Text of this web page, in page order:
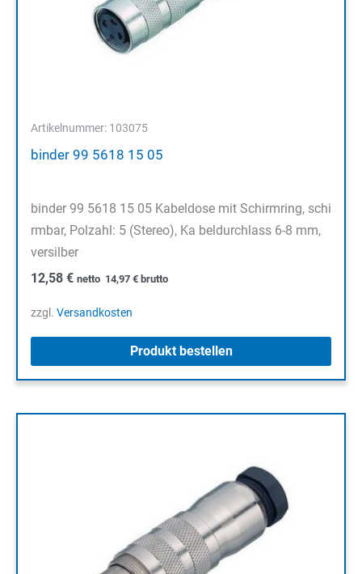
Artikelnummer: 103075
binder 99 5618 15 05
binder 99 5618 15 05 Kabeldose mit Schirmring, schi
rmbar, Polzahl: 5 (Stereo), Ka beldurchlass 6-8 mm,
versilber
12,58 € netto 14,97 € brutto
zzgl. Versandkosten
Produkt bestellen